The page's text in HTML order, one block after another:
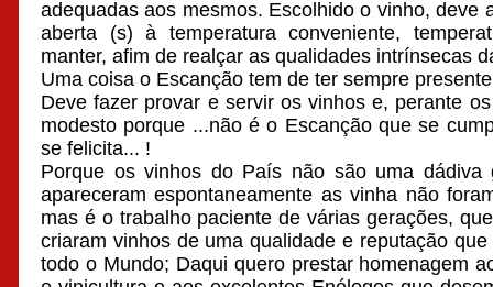
adequadas aos mesmos. Escolhido o vinho, deve
aberta (s) à temperatura conveniente,
manter, afim de realçar as qualidades intrínsecas
Uma coisa o Escanção tem de ter sempre
Deve fazer provar e servir os vinhos e, perante
modesto porque ...não é o Escanção que se
se felicita... !
Porque os vinhos do País não são uma dádiva
apareceram espontaneamente as vinha não
mas é o trabalho paciente de várias gerações,
criaram vinhos de uma qualidade e reputação
todo o Mundo; Daqui quero prestar homenagem